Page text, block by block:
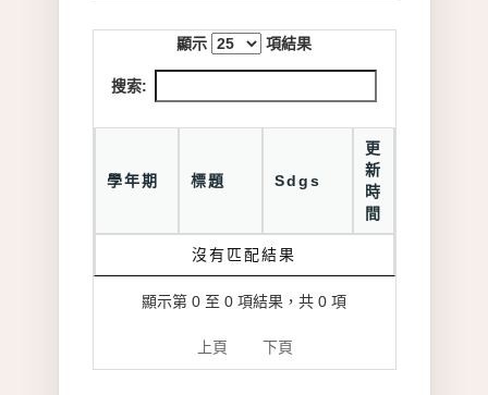
顯示 項結果
搜索:
學年期 標題 Sdgs
更
新
時
間
沒有匹配結果
顯示第 0 至 0 項結果，共 0 項
上頁 下頁